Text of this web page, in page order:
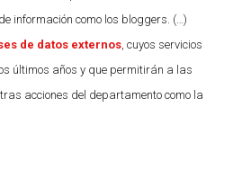
información como los bloggers. (…)
de datos externos , cuyos servicios
últimos años y que permitirán a las
acciones del departamento como la